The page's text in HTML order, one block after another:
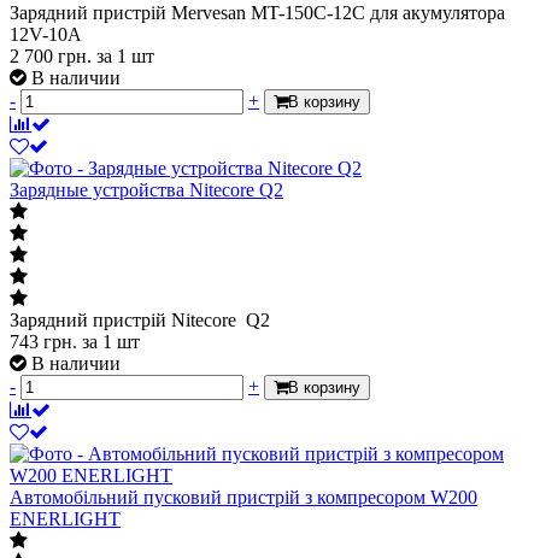
Зарядний пристрій Mervesan MT-150C-12C для акумулятора
12V-10A
2 700 грн. за 1 шт
В наличии
-
+ В корзину
Зарядные устройства Nitecore Q2
Зарядний пристрій Nitecore Q2
743 грн. за 1 шт
В наличии
-
+ В корзину
Автомобільний пусковий пристрій з компресором W200
ENERLIGHT